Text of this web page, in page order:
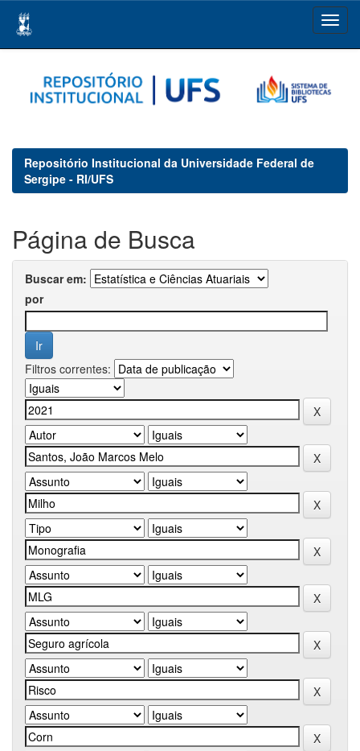
navigation
Repositório Institucional da Universidade Federal de
Sergipe - RI/UFS
Página de Busca
Buscar em:
por
Filtros correntes: